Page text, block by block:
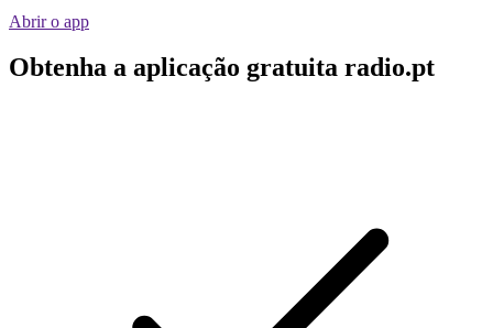
Abrir o app
Obtenha a aplicação gratuita radio.pt